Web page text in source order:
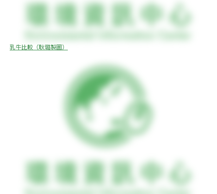
乳牛比較（耿璐製圖）